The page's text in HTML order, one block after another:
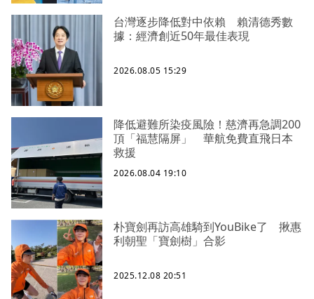
台灣逐步降低對中依賴 賴清德秀數
據：經濟創近50年最佳表現
2026.08.05 15:29
降低避難所染疫風險！慈濟再急調200
頂「福慧隔屏」 華航免費直飛日本
救援
2026.08.04 19:10
朴寶劍再訪高雄騎到YouBike了 揪惠
利朝聖「寶劍樹」合影
2025.12.08 20:51